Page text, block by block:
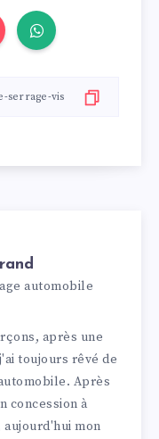
automobile
après une
toujours rêvé de
Après
concession à
mon